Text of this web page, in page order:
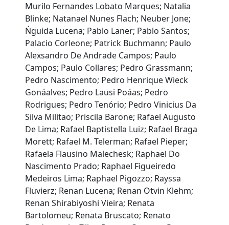
Murilo Fernandes Lobato Marques; Natalia
Blinke; Natanael Nunes Flach; Neuber Jone;
Ńguida Lucena; Pablo Laner; Pablo Santos;
Palacio Corleone; Patrick Buchmann; Paulo
Alexsandro De Andrade Campos; Paulo
Campos; Paulo Collares; Pedro Grassmann;
Pedro Nascimento; Pedro Henrique Wieck
Gonáalves; Pedro Lausi Poáas; Pedro
Rodrigues; Pedro Tenório; Pedro Vinicius Da
Silva Militao; Priscila Barone; Rafael Augusto
De Lima; Rafael Baptistella Luiz; Rafael Braga
Morett; Rafael M. Telerman; Rafael Pieper;
Rafaela Flausino Malechesk; Raphael Do
Nascimento Prado; Raphael Figueiredo
Medeiros Lima; Raphael Pigozzo; Rayssa
Fluvierz; Renan Lucena; Renan Otvin Klehm;
Renan Shirabiyoshi Vieira; Renata
Bartolomeu; Renata Bruscato; Renato